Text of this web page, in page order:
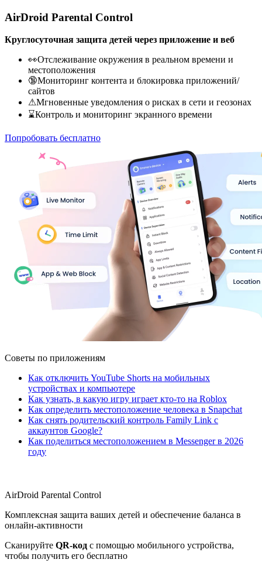
AirDroid Parental Control
Круглосуточная защита детей через приложение и веб
👀Отслеживание окружения в реальном времени и
местоположения
🔞Мониторинг контента и блокировка приложений/
сайтов
⚠Мгновенные уведомления о рисках в сети и геозонах
⌛Контроль и мониторинг экранного времени
Попробовать бесплатно
Советы по приложениям
Как отключить YouTube Shorts на мобильных
устройствах и компьютере
Как узнать, в какую игру играет кто-то на Roblox
Как определить местоположение человека в Snapchat
Как снять родительский контроль Family Link с
аккаунтов Google?
Как поделиться местоположением в Messenger в 2026
году
AirDroid Parental Control
Комплексная защита ваших детей и обеспечение баланса в
онлайн-активности
Сканируйте QR-код с помощью мобильного устройства,
чтобы получить его бесплатно